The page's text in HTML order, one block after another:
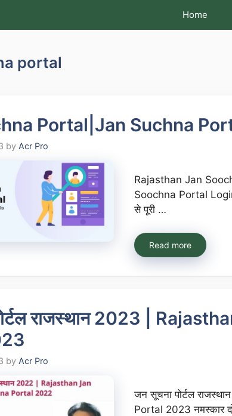
Home
portal
Portal|Jan Suchna
by Acr Pro
Rajasthan Jan
Soochna Portal
से पूरी …
Read more
राजस्थान 2023 |
by Acr Pro
जन सूचना पोर्टल
Portal 2023 नमस्कार